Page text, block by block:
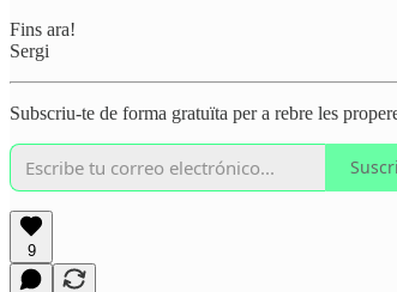
Fins ara!
Sergi
Subscriu-te de forma gratuïta per a rebre les
9